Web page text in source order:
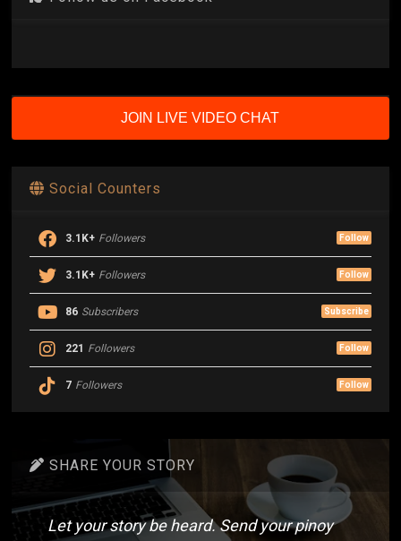
JOIN LIVE VIDEO CHAT
Social Counters
3.1K+ Followers Follow
3.1K+ Followers Follow
86 Subscribers Subscribe
221 Followers Follow
7 Followers Follow
SHARE YOUR STORY
Let your story be heard. Send your pinoy